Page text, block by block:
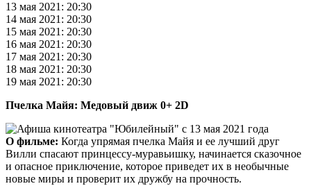
13 мая 2021: 20:30
14 мая 2021: 20:30
15 мая 2021: 20:30
16 мая 2021: 20:30
17 мая 2021: 20:30
18 мая 2021: 20:30
19 мая 2021: 20:30
Пчелка Майя: Медовый движ 0+ 2D
О фильме: Когда упрямая пчелка Майя и ее лучший друг
Вилли спасают принцессу-муравьишку, начинается сказочное
и опасное приключение, которое приведет их в необычные
новые миры и проверит их дружбу на прочность.